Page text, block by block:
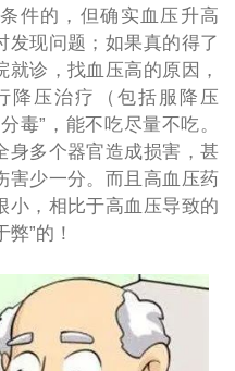
件的，但确实血压升高
发现问题；如果真的得了
诊，找血压高的原因，
降压治疗（包括服降压
毒”，能不吃尽量不吃。
身多个器官造成损害，甚
害少一分。而且高血压药
小，相比于高血压导致的
弊”的！